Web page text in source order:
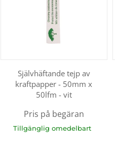
Självhäftande tejp av
kraftpapper - 50mm x
50lfm - vit
Pris på begäran
Tillgänglig omedelbart